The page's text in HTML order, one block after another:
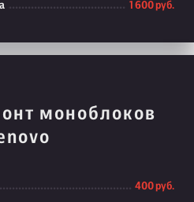
1 600 руб.
моноблоков
400 руб.